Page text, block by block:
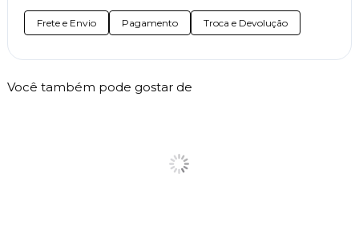
Frete e Envio Pagamento Troca e Devolução
Você também pode gostar de